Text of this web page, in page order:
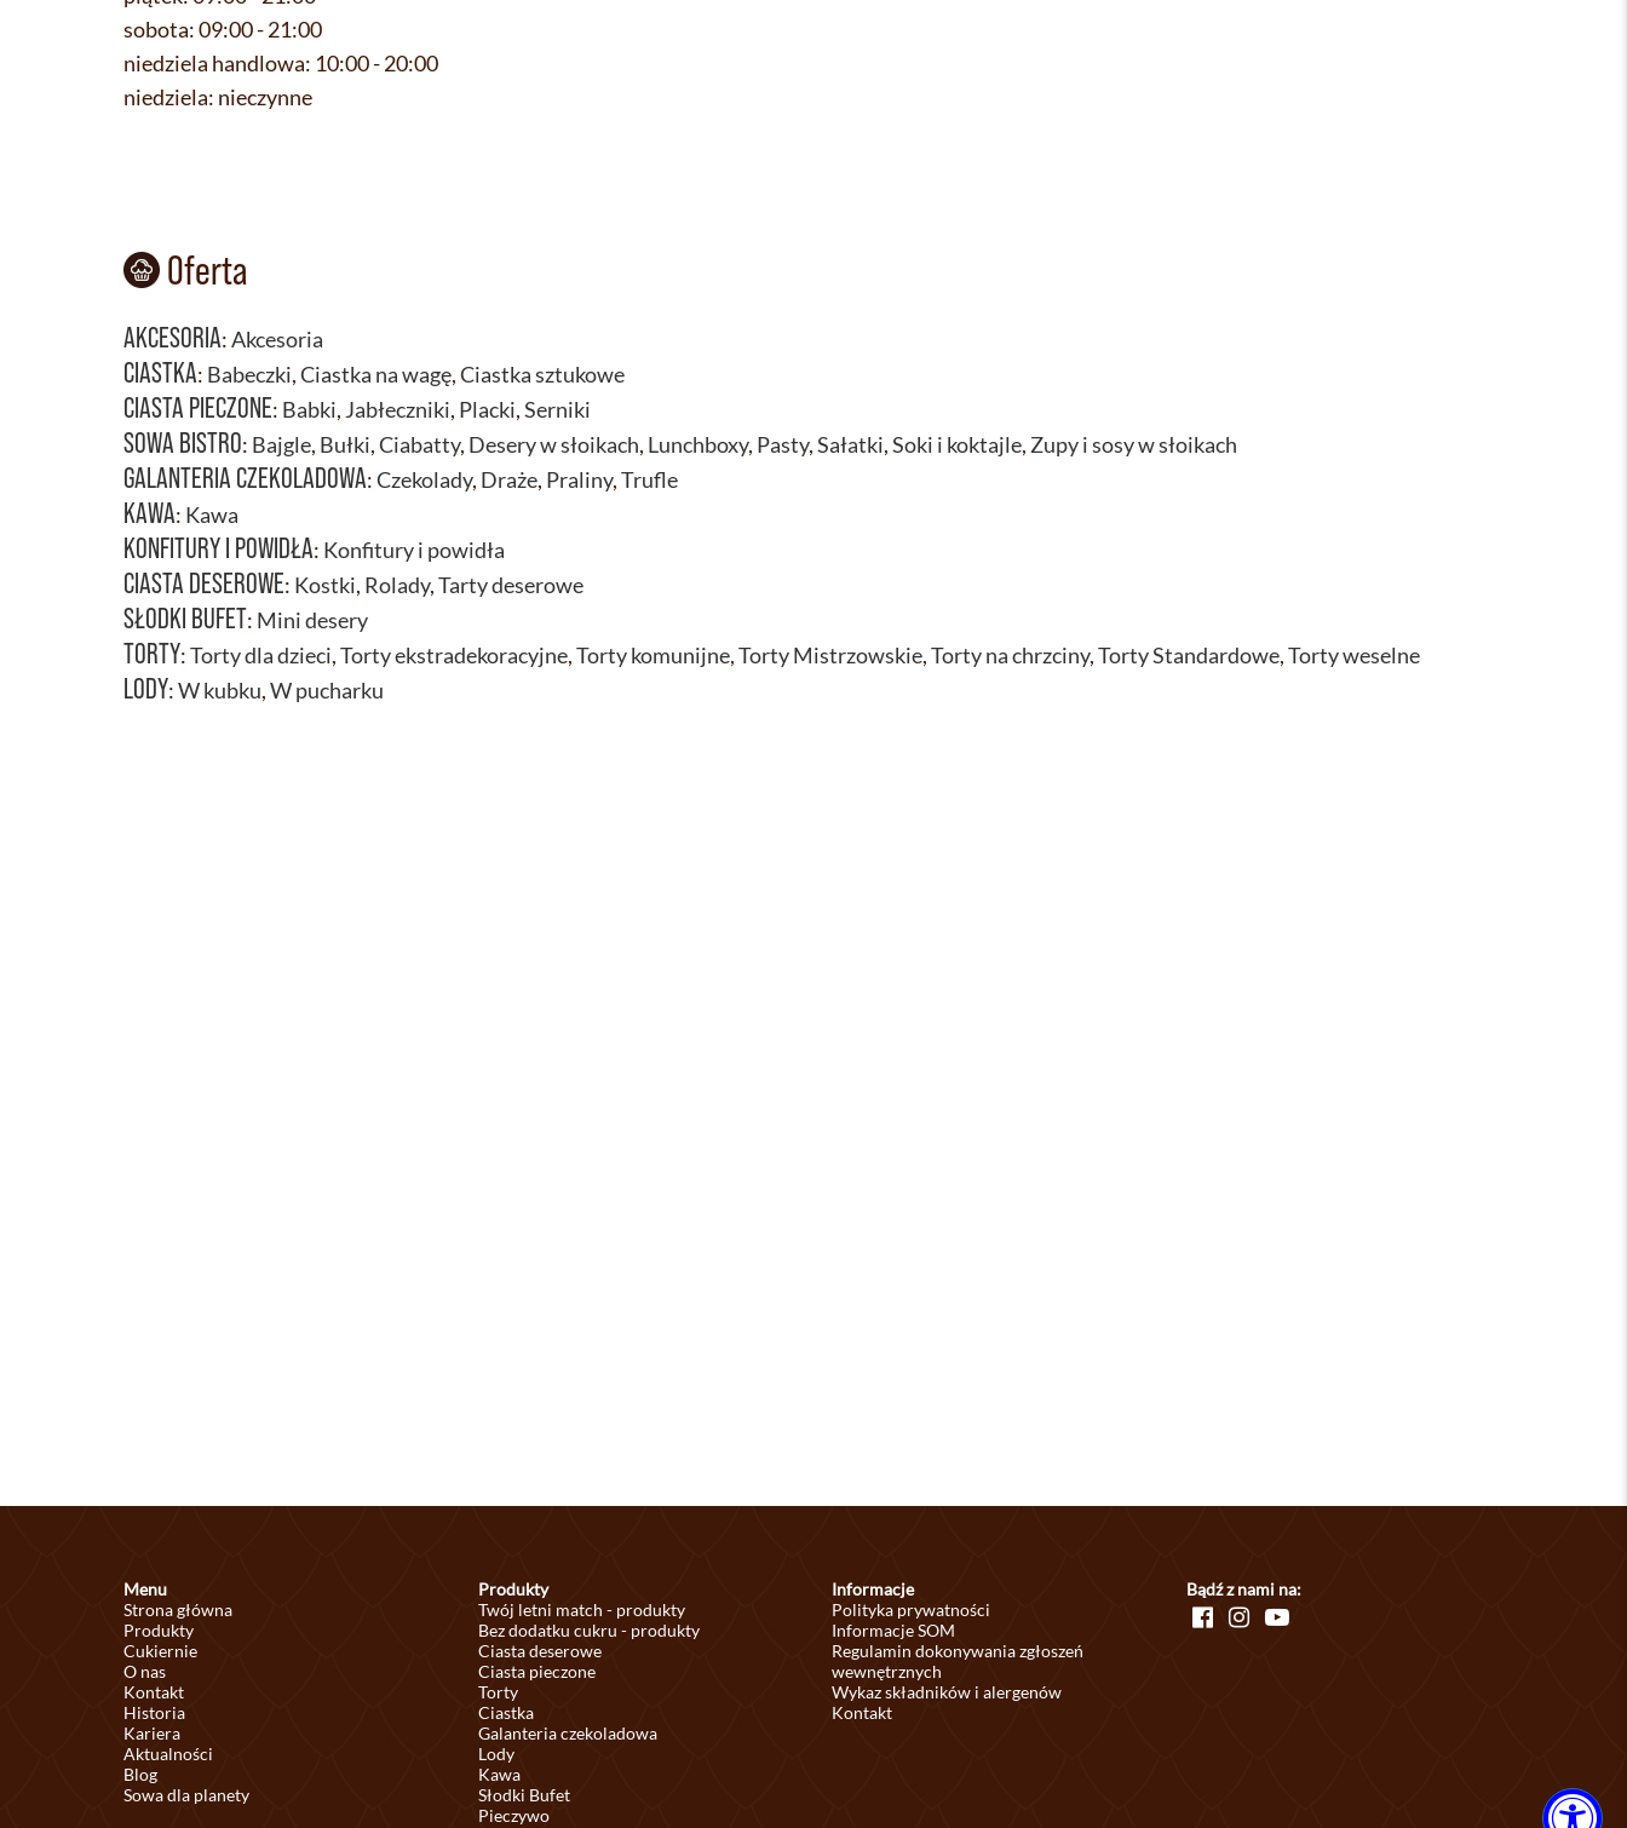
sobota:09:00 - 21:00
niedziela handlowa: 10:00 - 20:00
niedziela: nieczynne
Oferta
AKCESORIA:Akcesoria
CIASTKA: Babeczki,Ciastka na wagę,Ciastka sztukowe
CIASTA PIECZONE: Babki, Jabłeczniki, Placki,Serniki
SOWA BISTRO: Bajgle, Bułki,Ciabatty, Desery w słoikach, Lunchboxy, Pasty,Sałatki,Soki i koktajle, Zupy i sosy w słoikach
GALANTERIA CZEKOLADOWA:Czekolady, Draże, Praliny,Trufle
KAWA: Kawa
KONFITURY I POWIDŁA: Konfitury i powidła
CIASTA DESEROWE: Kostki, Rolady,Tarty deserowe
SŁODKI BUFET: Mini desery
TORTY:Torty dla dzieci,Torty ekstradekoracyjne,Torty komunijne,Torty Mistrzowskie,Torty na chrzciny,Torty Standardowe,Torty weselne
LODY:W kubku,W pucharku
Menu
Strona główna
Produkty
Cukiernie
O nas
Kontakt
Historia
Kariera
Aktualności
Blog
Sowa dla planety
Produkty
Twój letni match - produkty
Bez dodatku cukru - produkty
Ciasta deserowe
Ciasta pieczone
Torty
Ciastka
Galanteria czekoladowa
Lody
Kawa
Słodki Bufet
Pieczywo
Informacje
Polityka prywatności
Informacje SOM
Regulamin dokonywania zgłoszeń
wewnętrznych
Wykaz składników i alergenów
Kontakt
Bądź z nami na: